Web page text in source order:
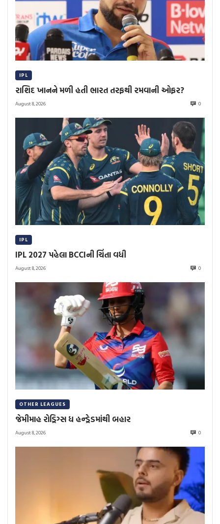
IPL
રાશિદ ખાનને મળી હતી ભારત તરફથી રમવાની ઓફર?
August 8, 2026 0
IPL
IPL 2027 પહેલા BCCIની ચિંતા વધી
August 8, 2026 0
OTHER LEAGUES
જેમીમાહ રોડ્રિગ્સ ધ હન્ડ્રેડમાંથી બહાર
August 8, 2026 0